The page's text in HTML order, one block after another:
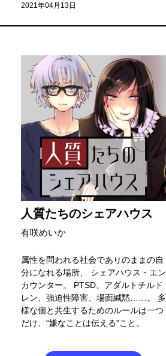
2021年04月13日
人質たちのシェアハウス
有咲めいか
属性を問われる社会でありのままの自
分になれる場所、 シェアハウス・エン
カウンター。 PTSD、アダルトチルド
レン、強迫性障害、場面緘黙……。 多
様な個と共生するためのルールは一つ
だけ、“嫌なことは伝える”こと。